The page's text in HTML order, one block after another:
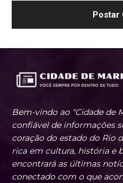
Bem-vindo ao "Cidade de
confiável de informações
coração do estado do Rio
rica em cultura, história e
encontrará as últimas
conectado com o que